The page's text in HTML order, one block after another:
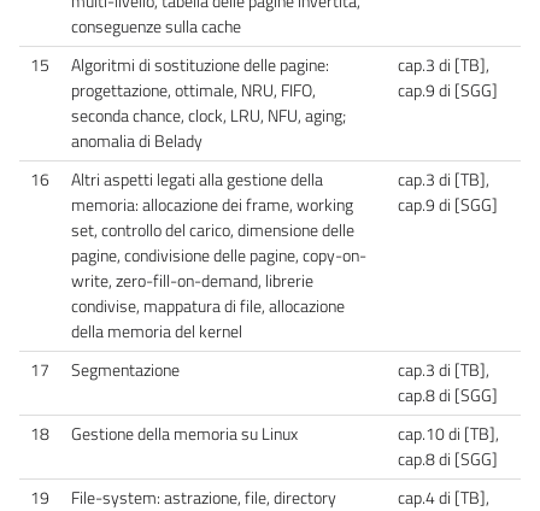
conseguenze sulla cache
15
Algoritmi di sostituzione delle pagine:
progettazione, ottimale, NRU, FIFO,
seconda chance, clock, LRU, NFU, aging;
anomalia di Belady
cap.3 di [TB],
cap.9 di [SGG]
16
Altri aspetti legati alla gestione della
memoria: allocazione dei frame, working
set, controllo del carico, dimensione delle
pagine, condivisione delle pagine, copy-on-
write, zero-fill-on-demand, librerie
condivise, mappatura di file, allocazione
della memoria del kernel
cap.3 di [TB],
cap.9 di [SGG]
17 Segmentazione
cap.3 di [TB],
cap.8 di [SGG]
18
Gestione della memoria su Linux
cap.10 di [TB],
cap.8 di [SGG]
19
File-system: astrazione, file, directory
cap.4 di [TB],